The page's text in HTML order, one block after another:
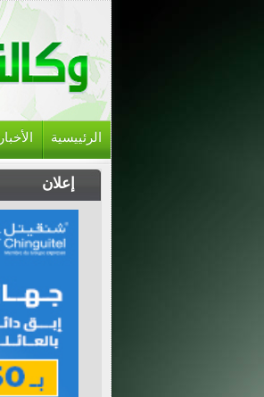
الرئييسية الأخبار
إعلان